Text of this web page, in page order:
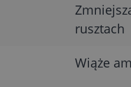
rusztach
Wiąże